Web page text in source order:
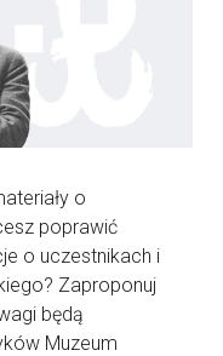
o
poprawić
o uczestnikach i
Zaproponuj
będą
Muzeum